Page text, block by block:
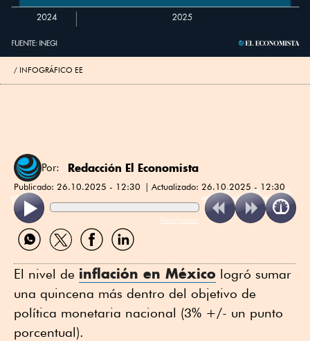
INFOGRÁFICO EE
Por: Redacción El Economista
Publicado: 26.10.2025 - 12:30 Actualizado: 26.10.2025 - 12:30
ReadSpeaker
Compartir
por
Compartir
por
Compartir
por
Compartir
por
El nivel de inflación en México logró sumar
una quincena más dentro del objetivo de
política monetaria nacional (3% +/- un punto
porcentual).